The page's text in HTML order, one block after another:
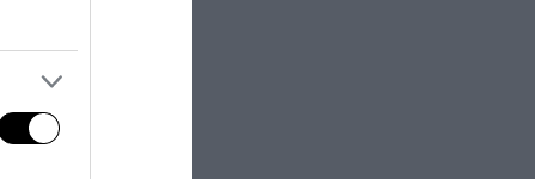
segnalati
ci fossero